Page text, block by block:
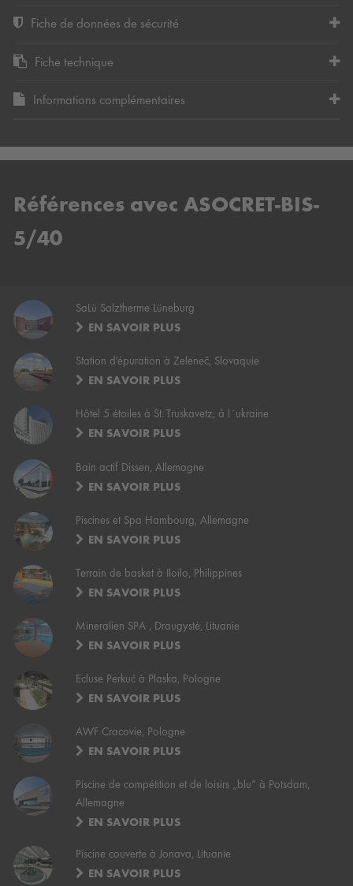
Fiche de données de sécurité
Fiche technique
Informations complémentaires
Références avec ASOCRET-BIS-
5/40
SaLü Salztherme Lüneburg
EN SAVOIR PLUS
Station d'épuration à Zeleneč, Slovaquie
EN SAVOIR PLUS
Hôtel 5 étoiles à St. Truskavetz, á l´ukraine
EN SAVOIR PLUS
Bain actif Dissen, Allemagne
EN SAVOIR PLUS
Piscines et Spa Hambourg, Allemagne
EN SAVOIR PLUS
Terrain de basket à Iloilo, Philippines
EN SAVOIR PLUS
Mineralien SPA , Draugystė, Lituanie
EN SAVOIR PLUS
Ecluse Perkuć à Plaska, Pologne
EN SAVOIR PLUS
AWF Cracovie, Pologne
EN SAVOIR PLUS
Piscine de compétition et de loisirs „blu“ à Potsdam,
Allemagne
EN SAVOIR PLUS
Piscine couverte à Jonava, Lituanie
EN SAVOIR PLUS